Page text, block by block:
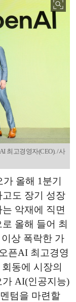
최고경영자(CEO). /사
올해 1분기
도 장기 성장
악재에 직면
올해 들어 최
상 폭락한 가
픈AI 최고경영
동에 시장의
가 AI(인공지능)
텀을 마련할